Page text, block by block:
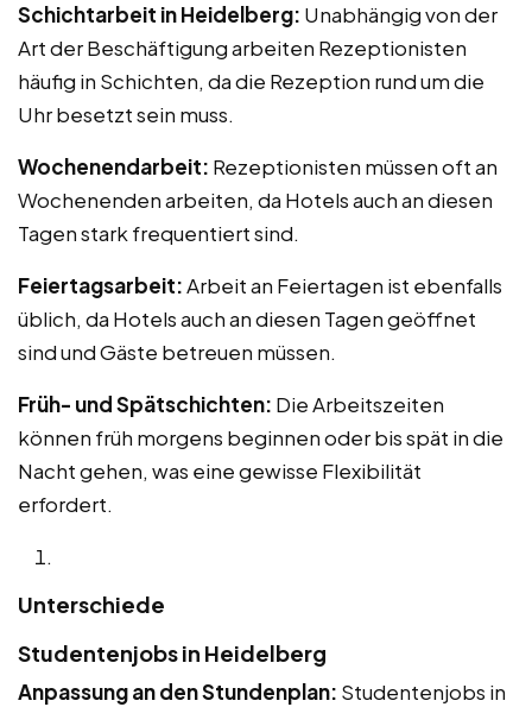
Schichtarbeit in Heidelberg: Unabhängig von der
Art der Beschäftigung arbeiten Rezeptionisten
häufig in Schichten, da die Rezeption rund um die
Uhr besetzt sein muss.
Wochenendarbeit: Rezeptionisten müssen oft an
Wochenenden arbeiten, da Hotels auch an diesen
Tagen stark frequentiert sind.
Feiertagsarbeit:Arbeit an Feiertagen ist ebenfalls
üblich, da Hotels auch an diesen Tagen geöffnet
sind und Gäste betreuen müssen.
Früh- und Spätschichten: Die Arbeitszeiten
können früh morgens beginnen oder bis spät in die
Nacht gehen, was eine gewisse Flexibilität
erfordert.
Unterschiede
Studentenjobs in Heidelberg
Anpassung an den Stundenplan: Studentenjobs in